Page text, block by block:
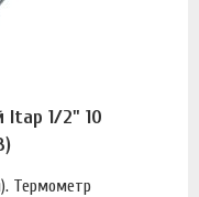
Itap 1/2" 10
Термометр